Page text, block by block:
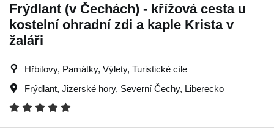
Frýdlant (v Čechách) - křížová cesta u
kostelní ohradní zdi a kaple Krista v
žaláři
Hřbitovy, Památky, Výlety, Turistické cíle
Frýdlant, Jizerské hory, Severní Čechy, Liberecko